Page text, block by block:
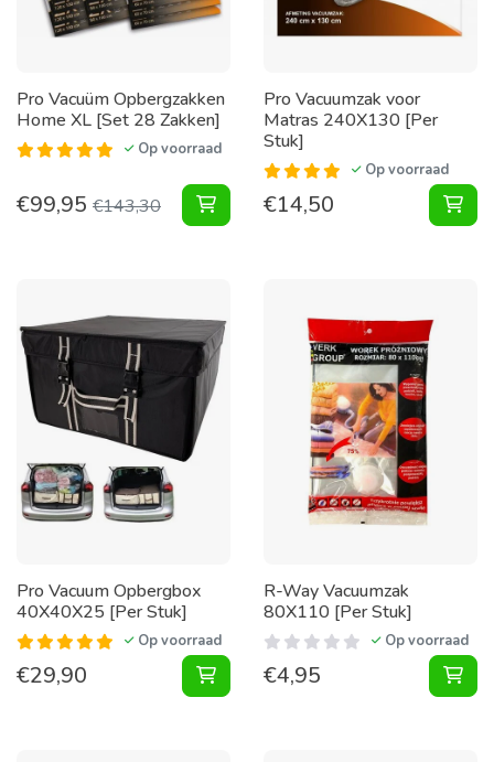
Pro Vacuüm Opbergzakken
Home XL [Set 28 Zakken]
Op voorraad
€99,95 €143,30 Vacuüm Opbergzakken Home XL
Pro Vacuumzak voor
Matras 240X130 [Per
Stuk]
Op voorraad
€14,50
Pro Vacuum Opbergbox
40X40X25 [Per Stuk]
Op voorraad
€29,90 Vacuum Opbergbox 40X40X25
R-Way Vacuumzak
80X110 [Per Stuk]
Op voorraad
€4,95